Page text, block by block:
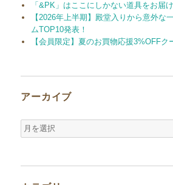
「&PK」はここにしかない道具をお届
【2026年上半期】殿堂入りから意外な
ムTOP10発表！
【会員限定】夏のお買物応援3%OFFク
アーカイブ
ア
ー